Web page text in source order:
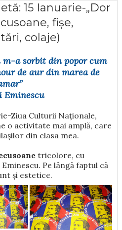
15 Ianuarie-„Dor
fișe,
colaje)
m-a sorbit din popor cum
de aur din marea de
Eminescu
Ziua Culturii Naționale,
o activitate mai amplă, care
din clasa mea.
tricolore, cu
Pe lângă faptul că
și estetice.